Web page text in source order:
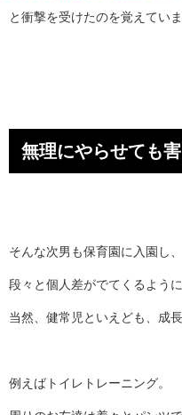
と衝撃を受けたのを覚えていま
無理にやらせても
そんな次男も保育園に入園し、
段々と個人差がでてくるように
当然、健常児といえども、成
例えばトイレトレーニング。